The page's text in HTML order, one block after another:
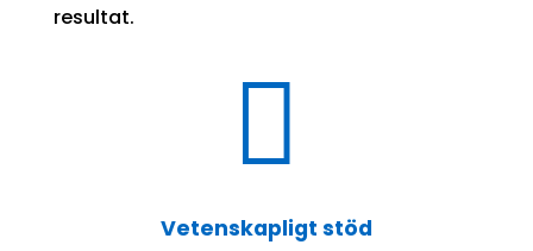
resultat.

Vetenskapligt stöd